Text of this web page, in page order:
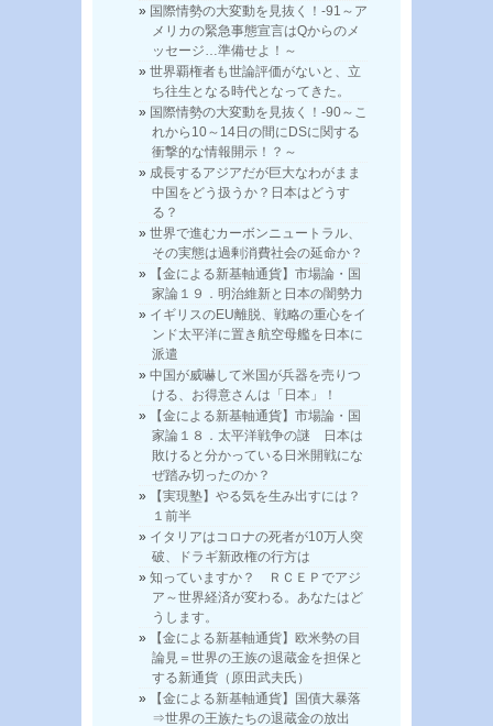
国際情勢の大変動を見抜く！-91～ア
メリカの緊急事態宣言はQからのメ
ッセージ…準備せよ！～
世界覇権者も世論評価がないと、立
ち往生となる時代となってきた。
国際情勢の大変動を見抜く！-90～こ
れから10～14日の間にDSに関する
衝撃的な情報開示！？～
成長するアジアだが巨大なわがまま
中国をどう扱うか？日本はどうす
る？
世界で進むカーボンニュートラル、
その実態は過剰消費社会の延命か？
【金による新基軸通貨】市場論・国
家論１９．明治維新と日本の闇勢力
イギリスのEU離脱、戦略の重心をイ
ンド太平洋に置き航空母艦を日本に
派遣
中国が威嚇して米国が兵器を売りつ
ける、お得意さんは「日本」！
【金による新基軸通貨】市場論・国
家論１８．太平洋戦争の謎 日本は
敗けると分かっている日米開戦にな
ぜ踏み切ったのか？
【実現塾】やる気を生み出すには？
１前半
イタリアはコロナの死者が10万人突
破、ドラギ新政権の行方は
知っていますか？ ＲＣＥＰでアジ
ア～世界経済が変わる。あなたはど
うします。
【金による新基軸通貨】欧米勢の目
論見＝世界の王族の退蔵金を担保と
する新通貨（原田武夫氏）
【金による新基軸通貨】国債大暴落
⇒世界の王族たちの退蔵金の放出